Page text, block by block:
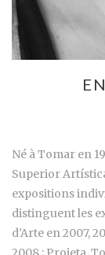
Né à Tomar en
Superior
expositions
distinguent les
d'Arte en 2007,